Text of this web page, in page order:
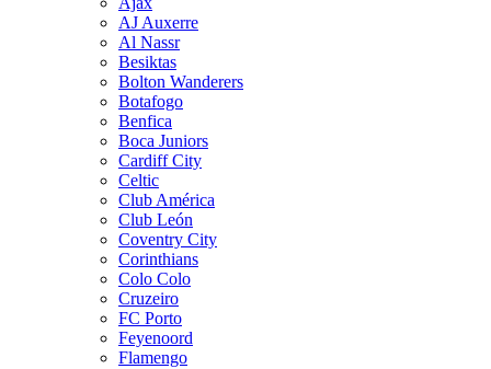
AJ Auxerre
Al Nassr
Besiktas
Bolton Wanderers
Botafogo
Benfica
Boca Juniors
Cardiff City
Celtic
Club América
Club León
Coventry City
Corinthians
Colo Colo
Cruzeiro
FC Porto
Feyenoord
Flamengo